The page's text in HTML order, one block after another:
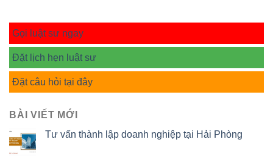
Gọi luật sư ngay
Đặt lịch hẹn luật sư
Đặt câu hỏi tại đây
BÀI VIẾT MỚI
Tư vấn thành lập doanh nghiệp tại Hải Phòng